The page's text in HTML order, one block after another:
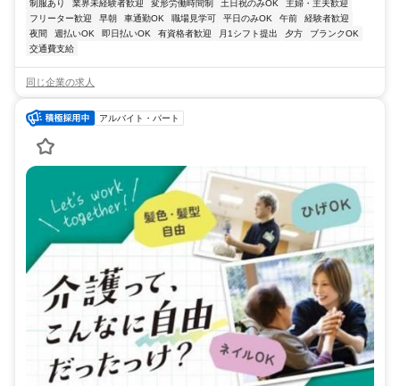
制服あり 業界未経験者歓迎 変形労働時間制 土日祝のみOK
主婦・主夫歓迎
フリーター歓迎
早朝 車通勤OK 職場見学可 平日のみOK 午前
経験者歓迎
夜間
週払いOK 即日払いOK 有資格者歓迎 月1シフト提出 夕方
ブランクOK
交通費支給
同じ企業の求人
アルバイト・パート